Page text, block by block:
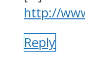
http://
Reply